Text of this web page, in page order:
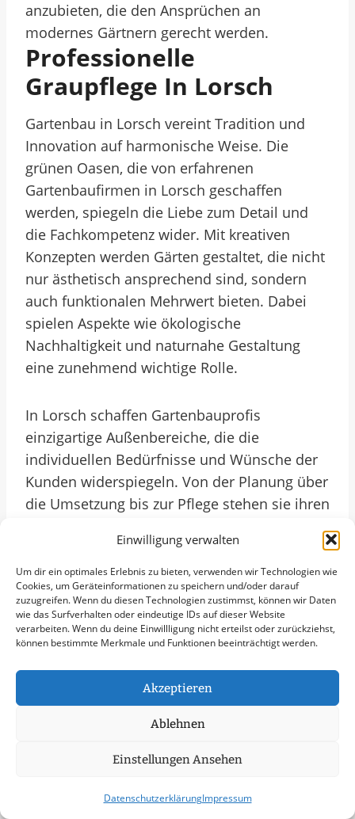
Einwilligung verwalten
Um dir ein optimales Erlebnis zu bieten, verwenden wir Technologien wie
Cookies, um Geräteinformationen zu speichern und/oder darauf
zuzugreifen. Wenn du diesen Technologien zustimmst, können wir Daten
wie das Surfverhalten oder eindeutige IDs auf dieser Website
verarbeiten. Wenn du deine Einwillligung nicht erteilst oder zurückziehst,
können bestimmte Merkmale und Funktionen beeinträchtigt werden.
Akzeptieren
Ablehnen
Einstellungen Ansehen
DatenschutzerklärungImpressum
anzubieten, die den Ansprüchen an
modernes Gärtnern gerecht werden.
Professionelle
Graupflege In Lorsch
Gartenbau in Lorsch vereint Tradition und
Innovation auf harmonische Weise. Die
grünen Oasen, die von erfahrenen
Gartenbaufirmen in Lorsch geschaffen
werden, spiegeln die Liebe zum Detail und
die Fachkompetenz wider. Mit kreativen
Konzepten werden Gärten gestaltet, die nicht
nur ästhetisch ansprechend sind, sondern
auch funktionalen Mehrwert bieten. Dabei
spielen Aspekte wie ökologische
Nachhaltigkeit und naturnahe Gestaltung
eine zunehmend wichtige Rolle.
In Lorsch schaffen Gartenbauprofis
einzigartige Außenbereiche, die die
individuellen Bedürfnisse und Wünsche der
Kunden widerspiegeln. Von der Planung über
die Umsetzung bis zur Pflege stehen sie ihren
Leidenschaft zur Seite. Die Verwendung von
regionalen Pflanzen und Materialien
unterstreicht die Verbundenheit mit der
Umgebung. So entstehen grüne Oasen, die
nicht nur den Menschen, sondern auch der
2025 wird deutlich, dass der Gartenbau in
Lorsch weiterhin eine wichtige Rolle spielen
wird, indem er die Stadt verschönert und
Leistungsübersicht In
Lorsch